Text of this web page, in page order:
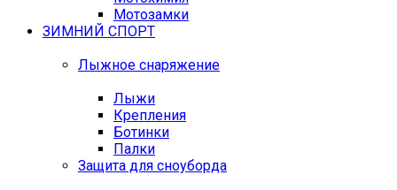
Мотозамки
ЗИМНИЙ СПОРТ
Лыжное снаряжение
Лыжи
Крепления
Ботинки
Палки
Защита для сноуборда